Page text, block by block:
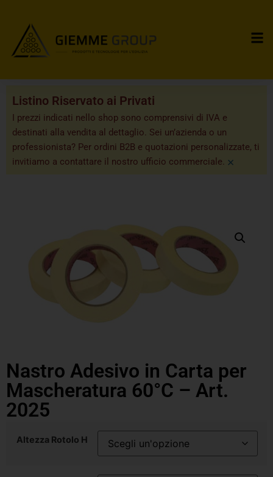
Listino Riservato ai Privati
I prezzi indicati nello shop sono comprensivi di IVA e
destinati alla vendita al dettaglio. Sei un’azienda o un
professionista? Per ordini B2B e quotazioni personalizzate, ti
invitiamo a contattare il nostro ufficio commerciale. ×
Nastro Adesivo in Carta per
Mascheratura 60°C – Art.
2025
Altezza Rotolo H